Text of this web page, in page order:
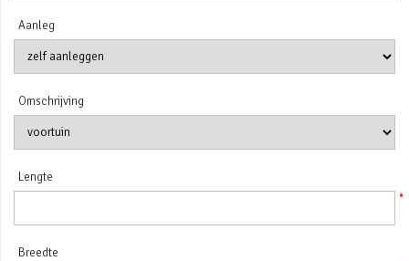
Aanleg
Omschrijving
Lengte
Breedte